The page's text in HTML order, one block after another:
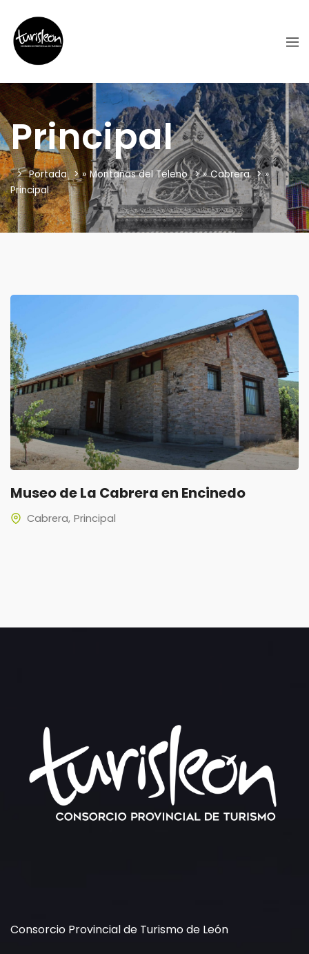
Principal
Portada » Montañas del Teleno » Cabrera
»
Principal
Museo de La Cabrera en Encinedo
Cabrera Principal
Consorcio Provincial de Turismo de León